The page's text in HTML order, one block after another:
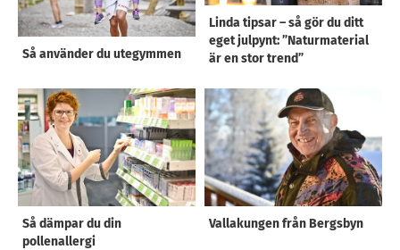
Så använder du utegymmen
Linda tipsar – så gör du ditt
eget julpynt: ”Naturmaterial
är en stor trend”
Så dämpar du din
pollenallergi
Vallakungen från Bergsbyn